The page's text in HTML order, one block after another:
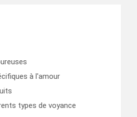
à l'amour
types de voyance